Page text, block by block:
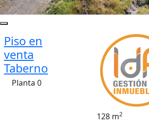
Piso en
venta
Taberno
Planta 0
128 m2